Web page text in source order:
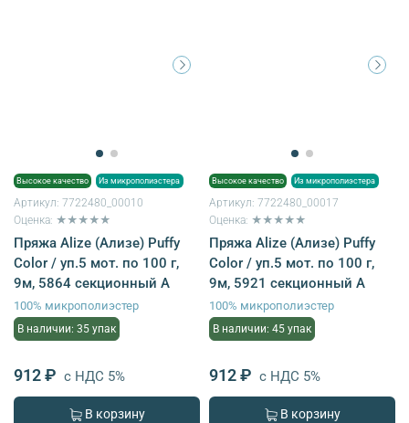
Высокое качество Из микрополиэстера
Артикул: 7722480_00010
Оценка: ★★★★★
Пряжа Alize (Ализе) Puffy
Color / уп.5 мот. по 100 г,
9м, 5864 секционный A
100% микрополиэстер
В наличии: 35 упак
912 ₽ с НДС 5%
В корзину
Высокое качество Из микрополиэстера
Артикул: 7722480_00017
Оценка: ★★★★★
Пряжа Alize (Ализе) Puffy
Color / уп.5 мот. по 100 г,
9м, 5921 секционный A
100% микрополиэстер
В наличии: 45 упак
912 ₽ с НДС 5%
В корзину